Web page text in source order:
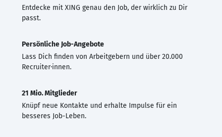
Entdecke mit XING genau den Job, der wirklich zu Dir
passt.
Persönliche Job-Angebote
Lass Dich finden von Arbeitgebern und über 20.000
Recruiter·innen.
21 Mio. Mitglieder
Knüpf neue Kontakte und erhalte Impulse für ein
besseres Job-Leben.